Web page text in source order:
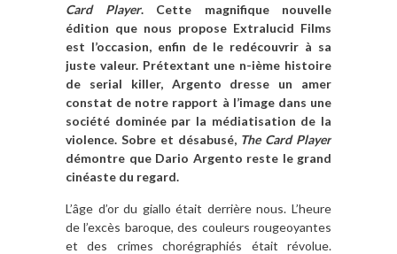
Card Player. Cette magnifique nouvelle
édition que nous propose Extralucid Films
est l’occasion, enfin de le redécouvrir à sa
juste valeur. Prétextant une n-ième histoire
de serial killer, Argento dresse un amer
constat de notre rapport à l’image dans une
société dominée par la médiatisation de la
violence. Sobre et désabusé, The Card Player
démontre que Dario Argento reste le grand
cinéaste du regard.
L’âge d’or du giallo était derrière nous. L’heure
de l’excès baroque, des couleurs rougeoyantes
et des crimes chorégraphiés était révolue.